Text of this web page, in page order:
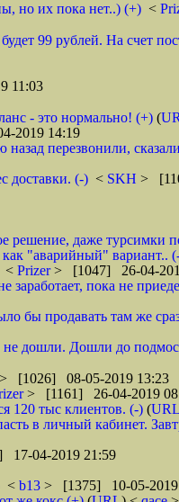
но их пока нет..) (+) <
99 рублей. На счет
11:03
- это нормально! (+) (
2019 14:19
перезвонили,
доставки. (-) < SKH >
решение, даже турсимки
как "аварийный" вариант..
< Prizer> [1047] 26-04-
пока не
бы продавать там же
дошли. Дошли до
> [1026] 08-05-2019 13:23
> [1161] 26-04-2019
120 тыс клиентов. (-) (URL
в личный кабинет.
04-2019 21:59
< b13 > [1375] 10-05-2019